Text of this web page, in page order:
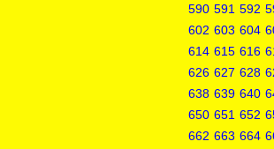
590 591 592
602 603 604
614 615 616
626 627 628
638 639 640
650 651 652
662 663 664